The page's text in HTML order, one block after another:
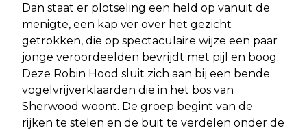
Dan staat er plotseling een held op vanuit de
menigte, een kap ver over het gezicht
getrokken, die op spectaculaire wijze een paar
jonge veroordeelden bevrijdt met pijl en boog.
Deze Robin Hood sluit zich aan bij een bende
vogelvrijverklaarden die in het bos van
Sherwood woont. De groep begint van de
rijken te stelen en de buit te verdelen onder de